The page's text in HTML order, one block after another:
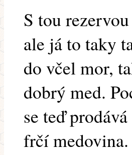
S tou
ale já to taky
do včel mor,
dobrý med.
se teď
frčí medovina.